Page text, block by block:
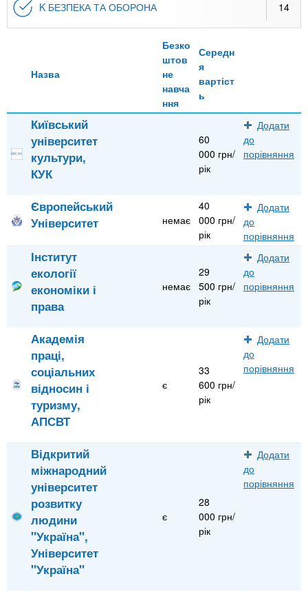
K БЕЗПЕКА ТА ОБОРОНА 14
Назва
Безко
штов
не
навча
ння
Середн
я
вартіст
ь
Київський
університет
культури,
КУК
60
000 грн/
рік
Додати
до
порівняння
Європейський
Університет
немає
40
000 грн/
рік
Додати
до
порівняння
Інститут
екології
економіки і
права
немає
29
500 грн/
рік
Додати
до
порівняння
Академія
праці,
соціальних
відносин і
туризму,
АПСВТ
є
33
600 грн/
рік
Додати
до
порівняння
Відкритий
міжнародний
університет
розвитку
людини
"Україна",
Університет
"Україна"
є
28
000 грн/
рік
Додати
до
порівняння